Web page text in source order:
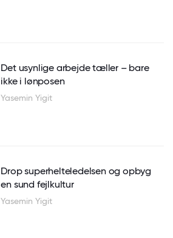
Det usynlige arbejde tæller – bare
ikke i lønposen
Yasemin Yigit
Drop superhelteledelsen og opbyg
en sund fejlkultur
Yasemin Yigit